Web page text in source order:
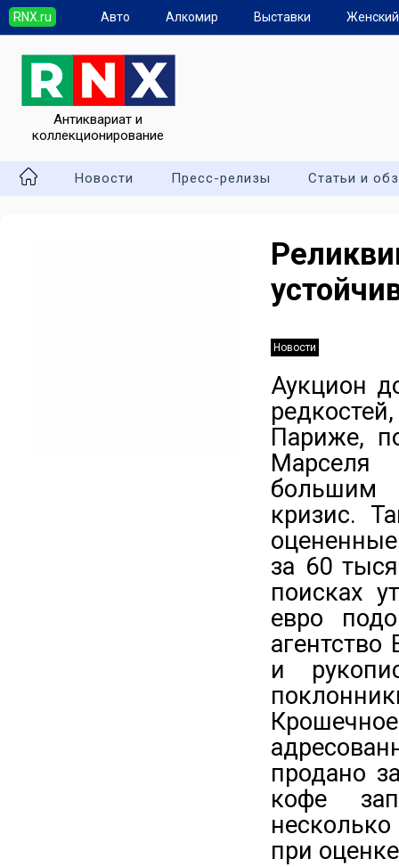
RNX.ru Авто Алкомир Выставки
Антиквариат и
коллекционирование
Новости Пресс-релизы Статьи и
Новости
Аукцион
Париже,
Марселя
большим
кризис.
за 60
поисках
евро
и
продано
кофе
при